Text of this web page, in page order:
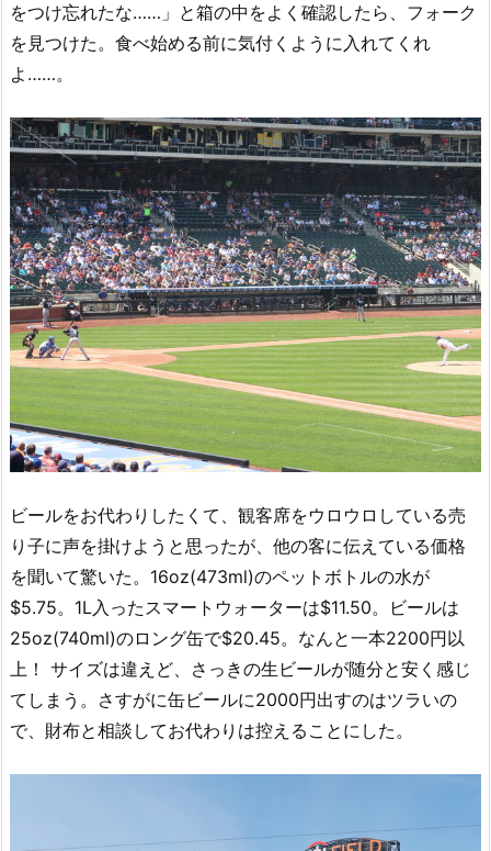
をつけ忘れたな……」と箱の中をよく確認したら、フォーク
を見つけた。食べ始める前に気付くように入れてくれ
よ……。
ビールをお代わりしたくて、観客席をウロウロしている売
り子に声を掛けようと思ったが、他の客に伝えている価格
を聞いて驚いた。16oz(473ml)のペットボトルの水が
$5.75。1L入ったスマートウォーターは$11.50。ビールは
25oz(740ml)のロング缶で$20.45。なんと一本2200円以
上！ サイズは違えど、さっきの生ビールが随分と安く感じ
てしまう。さすがに缶ビールに2000円出すのはツラいの
で、財布と相談してお代わりは控えることにした。